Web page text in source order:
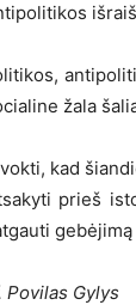
žala
kad
prieš
Gylys